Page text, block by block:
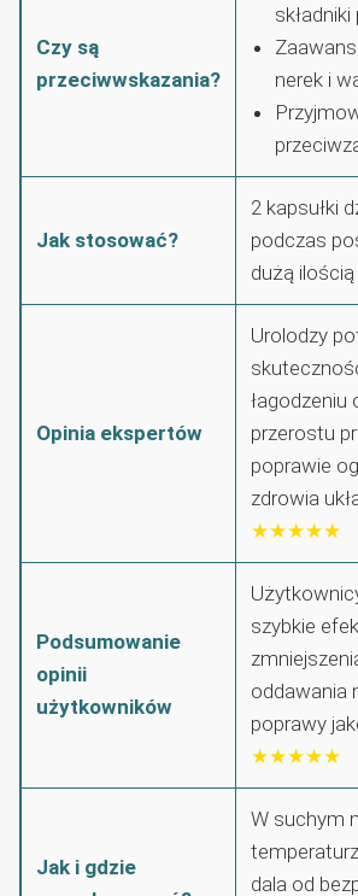
Czy są
przeciwwskazania?
nerek i
Jak stosować?
2 kapsułki
podczas
dużą ilością
Opinia ekspertów
Urolodzy
łagodzeniu
przerostu
poprawie
zdrowia
★★★★★
Podsumowanie
opinii
użytkowników
szybkie
oddawania
poprawy
★★★★★
Jak i gdzie
W suchym
dala od